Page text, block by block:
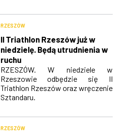
RZESZÓW
II Triathlon Rzeszów już w
niedzielę. Będą utrudnienia w
ruchu
RZESZÓW. W niedziele w
Rzeszowie odbędzie się II
Triathlon Rzeszów oraz wręczenie
Sztandaru.
RZESZÓW